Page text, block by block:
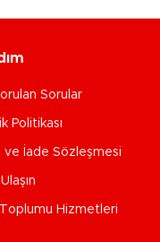
Sorular
Politikası
ve İade Sözleşmesi
Hizmetleri